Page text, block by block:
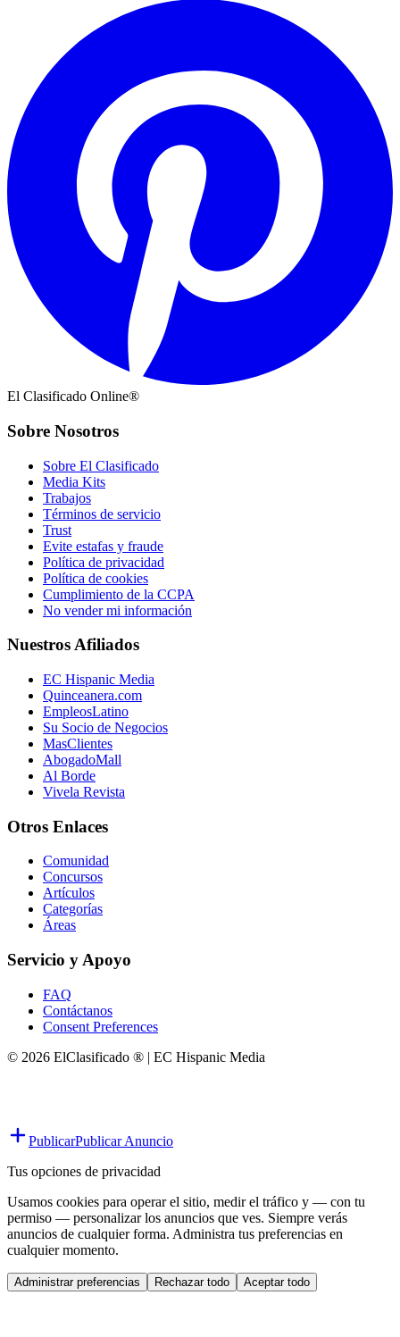
El Clasificado Online®
Sobre Nosotros
Sobre El Clasificado
Media Kits
Trabajos
Términos de servicio
Trust
Evite estafas y fraude
Política de privacidad
Política de cookies
Cumplimiento de la CCPA
No vender mi información
Nuestros Afiliados
EC Hispanic Media
Quinceanera.com
EmpleosLatino
Su Socio de Negocios
MasClientes
AbogadoMall
Al Borde
Vivela Revista
Otros Enlaces
Comunidad
Concursos
Artículos
Categorías
Áreas
Servicio y Apoyo
FAQ
Contáctanos
Consent Preferences
© 2026 ElClasificado ® | EC Hispanic Media
PublicarPublicar Anuncio
Tus opciones de privacidad
Usamos cookies para operar el sitio, medir el tráfico y — con tu
permiso — personalizar los anuncios que ves. Siempre verás
anuncios de cualquier forma. Administra tus preferencias en
cualquier momento.
Administrar preferencias Rechazar todo Aceptar todo